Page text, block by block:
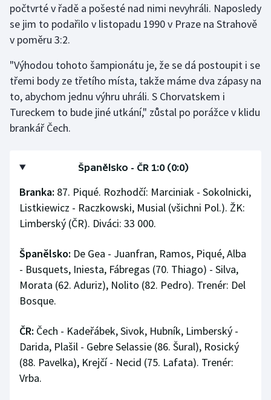
počtvrté v řadě a pošesté nad nimi nevyhráli. Naposledy
se jim to podařilo v listopadu 1990 v Praze na Strahově
v poměru 3:2.
"Výhodou tohoto šampionátu je, že se dá postoupit i se
třemi body ze třetího místa, takže máme dva zápasy na
to, abychom jednu výhru uhráli. S Chorvatskem i
Tureckem to bude jiné utkání," zůstal po porážce v klidu
brankář Čech.
Španělsko - ČR 1:0 (0:0)
Branka: 87. Piqué. Rozhodčí: Marciniak - Sokolnicki,
Listkiewicz - Raczkowski, Musial (všichni Pol.). ŽK:
Limberský (ČR). Diváci: 33 000.
Španělsko: De Gea - Juanfran, Ramos, Piqué, Alba
- Busquets, Iniesta, Fábregas (70. Thiago) - Silva,
Morata (62. Aduriz), Nolito (82. Pedro). Trenér: Del
Bosque.
ČR: Čech - Kadeřábek, Sivok, Hubník, Limberský -
Darida, Plašil - Gebre Selassie (86. Šural), Rosický
(88. Pavelka), Krejčí - Necid (75. Lafata). Trenér:
Vrba.